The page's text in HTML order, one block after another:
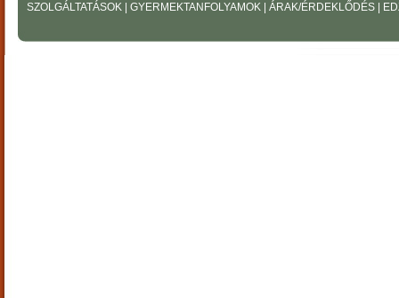
SZOLGÁLTATÁSOK GYERMEKTANFOLYAMOK ÁRAK/ÉRDEKLŐDÉS